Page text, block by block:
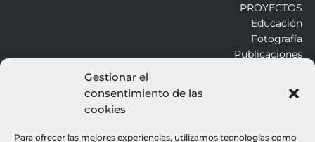
Gestionar el
consentimiento de las
cookies
Para ofrecer las mejores experiencias, utilizamos tecnologías como
PROYECTOS
Educación
Fotografía
Publicaciones
ALROJO